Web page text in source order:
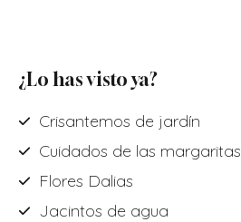
¿Lo has visto ya?
Crisantemos de jardín
Cuidados de las margaritas
Flores Dalias
Jacintos de agua